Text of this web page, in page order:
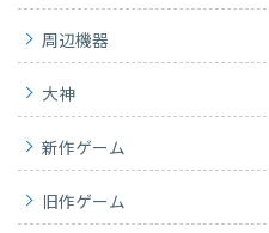
周辺機器
大神
新作ゲーム
旧作ゲーム